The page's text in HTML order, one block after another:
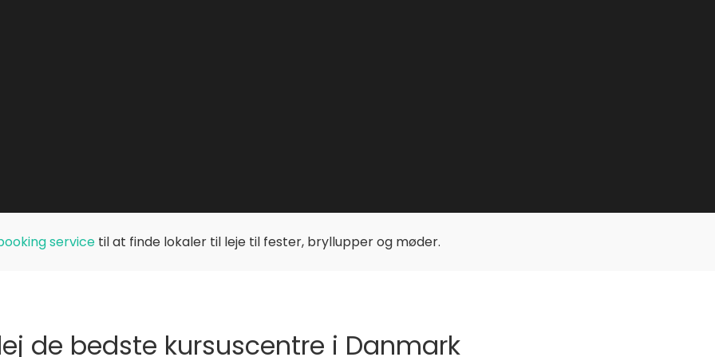
servicetil at finde lokaler til leje til fester, bryllupper og møder.
de bedste kursuscentre i Danmark